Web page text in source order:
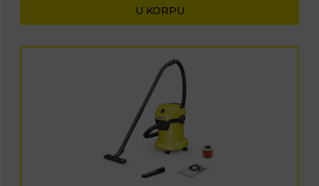
U KORPU